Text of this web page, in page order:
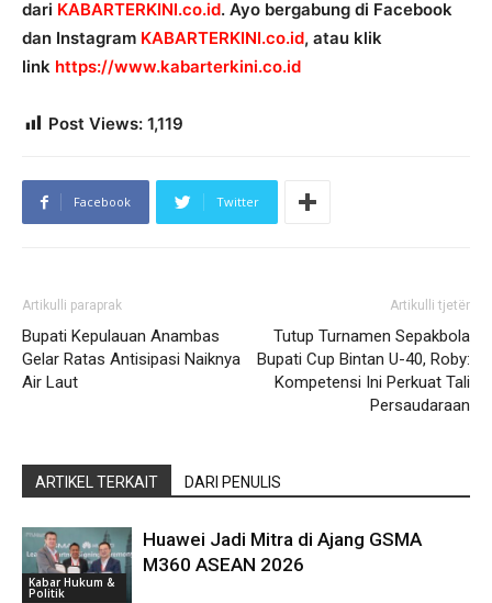
dari KABARTERKINI.co.id. Ayo bergabung di Facebook
dan Instagram KABARTERKINI.co.id, atau klik
link https://www.kabarterkini.co.id
Post Views: 1,119
Facebook Twitter
Artikulli paraprak
Bupati Kepulauan Anambas
Gelar Ratas Antisipasi Naiknya
Air Laut
Artikulli tjetër
Tutup Turnamen Sepakbola
Bupati Cup Bintan U-40, Roby:
Kompetensi Ini Perkuat Tali
Persaudaraan
ARTIKEL TERKAIT DARI PENULIS
Kabar Hukum &
Politik
Huawei Jadi Mitra di Ajang GSMA
M360 ASEAN 2026